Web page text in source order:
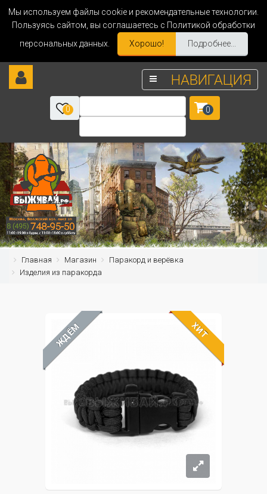
Мы используем файлы cookie и рекомендательные технологии.
Пользуясь сайтом, вы соглашаетесь с Политикой обработки
персональных данных.
Хорошо! Подробнее...
НАВИГАЦИЯ
0 0
Главная Магазин
Паракорд и верёвка
Изделия из паракорда
ЖДЁМ ХИТ